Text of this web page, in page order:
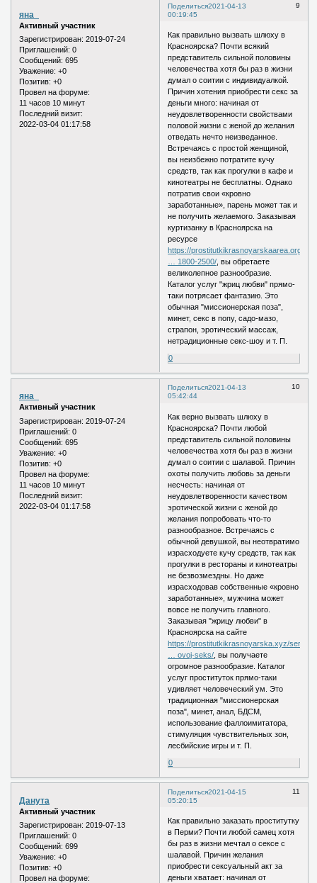
Поделиться 9
2021-04-13
00:19:45
яна_
Активный участник
Зарегистрирован: 2019-07-24
Приглашений: 0
Сообщений: 695
Уважение: +0
Позитив: +0
Провел на форуме:
11 часов 10 минут
Последний визит:
2022-03-04 01:17:58
Как правильно вызвать шлюху в
Красноярска? Почти всякий
представитель сильной половины
человечества хотя бы раз в жизни
думал о соитии с индивидуалкой.
Причин хотения приобрести секс за
деньги много: начиная от
неудовлетворенности свойствами
половой жизни с женой до желания
отведать нечто неизведанное.
Встречаясь с простой женщиной,
вы неизбежно потратите кучу
средств, так как прогулки в кафе и
кинотеатры не бесплатны. Однако
потратив свои «кровно
заработанные», парень может так и
не получить желаемого. Заказывая
куртизанку в Красноярска на
ресурсе
https://prostitutkikrasnoyarskaarea.org
… 1800-2500/ , вы обретаете
великолепное разнообразие.
Каталог услуг "жриц любви" прямо-
таки потрясает фантазию. Это
обычная "миссионерская поза",
минет, секс в попу, садо-мазо,
страпон, эротический массаж,
нетрадиционные секс-шоу и т. П.
0
Поделиться 10
2021-04-13
05:42:44
яна_
Активный участник
Зарегистрирован: 2019-07-24
Приглашений: 0
Сообщений: 695
Уважение: +0
Позитив: +0
Провел на форуме:
11 часов 10 минут
Последний визит:
2022-03-04 01:17:58
Как верно вызвать шлюху в
Красноярска? Почти любой
представитель сильной половины
человечества хотя бы раз в жизни
думал о соитии с шалавой. Причин
охоты получить любовь за деньги
несчесть: начиная от
неудовлетворенности качеством
эротической жизни с женой до
желания попробовать что-то
разнообразное. Встречаясь с
обычной девушкой, вы неотвратимо
израсходуете кучу средств, так как
прогулки в рестораны и кинотеатры
не безвозмездны. Но даже
израсходовав собственные «кровно
заработанные», мужчина может
вовсе не получить главного.
Заказывая "жрицу любви" в
Красноярска на сайте
https://prostitutkikrasnoyarska.xyz/ser
… ovoj-seks/ , вы получаете
огромное разнообразие. Каталог
услуг проституток прямо-таки
удивляет человеческий ум. Это
традиционная "миссионерская
поза", минет, анал, БДСМ,
использование фаллоимитатора,
стимуляция чувствительных зон,
лесбийские игры и т. П.
0
Поделиться 11
2021-04-15
05:20:15
Данута
Активный участник
Зарегистрирован: 2019-07-13
Приглашений: 0
Сообщений: 699
Уважение: +0
Позитив: +0
Провел на форуме:
Как правильно заказать проститутку
в Перми? Почти любой самец хотя
бы раз в жизни мечтал о сексе с
шалавой. Причин желания
приобрести сексуальный акт за
деньги хватает: начиная от